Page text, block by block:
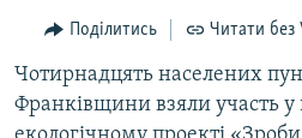
навігації
Перейти
до
пошуку
БЛОГИ
ПОГЛЯД
ІНТЕРВ'Ю
Поділитись Читати без
Чотирнадцять населених
Франківщини взяли участь у